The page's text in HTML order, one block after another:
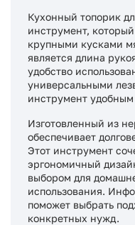
Кухонный топорик
инструмент,
крупными кусками
является длина
удобство
универсальными
инструмент удобным
Изготовленный из
обеспечивает
Этот инструмент
эргономичный
выбором для
использования.
поможет выбрать
конкретных нужд.